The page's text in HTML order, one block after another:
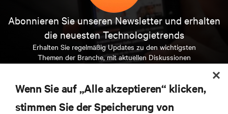
Abonnieren Sie unseren Newsletter und erhalten
die neuesten Technologietrends
Erhalten Sie regelmäßig Updates zu den wichtigsten
Themen der Branche, mit aktuellen Diskussionen
und Einblicken von Experten in das
JETZT ANMELDEN
Wenn Sie auf „Alle akzeptieren“ klicken,
stimmen Sie der Speicherung von